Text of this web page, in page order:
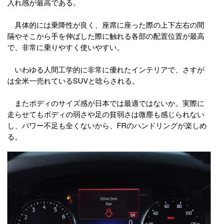
入れ感が最高である。
具体的には乗降性が良く、座席に座った際の上下左右の間
隔やそこから手を伸ばした際に触れる各部の配置位置が最高
で、非常に乗りやすく使いやすい。
いわゆる人間工学的に非常に優れたインテリアで、さすが
は全米一売れているSUVと唸らされる。
またボディのサイズ感が日本では最適ではないか。実際に
走らせてもボディの弱さや足の貧弱さは微塵も感じられない
し、パワー不足も全くないから、FRのハンドリングが楽しめ
る。